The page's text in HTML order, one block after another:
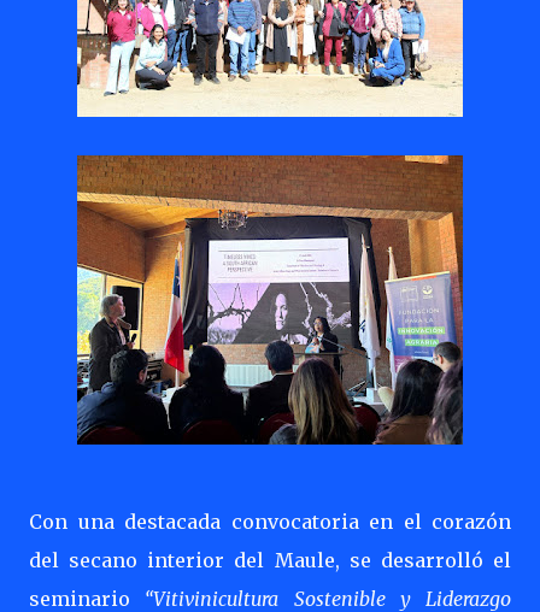
Con una destacada convocatoria en el corazón
del secano interior del Maule, se desarrolló el
seminario “Vitivinicultura Sostenible y Liderazgo